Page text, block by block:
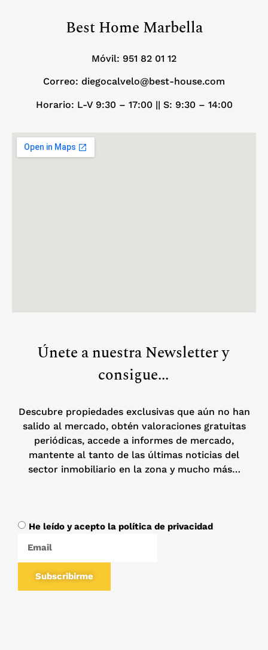
Best Home Marbella
Móvil: 951 82 01 12
Correo: diegocalvelo@best-house.com
Horario: L-V 9:30 – 17:00 || S: 9:30 – 14:00
Únete a nuestra Newsletter y
consigue...
Descubre propiedades exclusivas que aún no han
salido al mercado, obtén valoraciones gratuitas
periódicas, accede a informes de mercado,
mantente al tanto de las últimas noticias del
sector inmobiliario en la zona y mucho más…
He leído y acepto la política de privacidad
Subscribirme